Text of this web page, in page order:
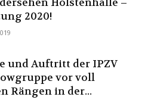
2020!
und Auftritt der IPZV
vor voll
Rängen in der...